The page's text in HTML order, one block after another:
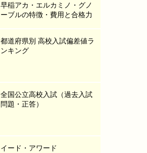
早稲アカ・エルカミノ・グノ
ーブルの特徴・費用と合格力
都道府県別 高校入試偏差値ラ
ンキング
全国公立高校入試（過去入試
問題・正答）
イード・アワード